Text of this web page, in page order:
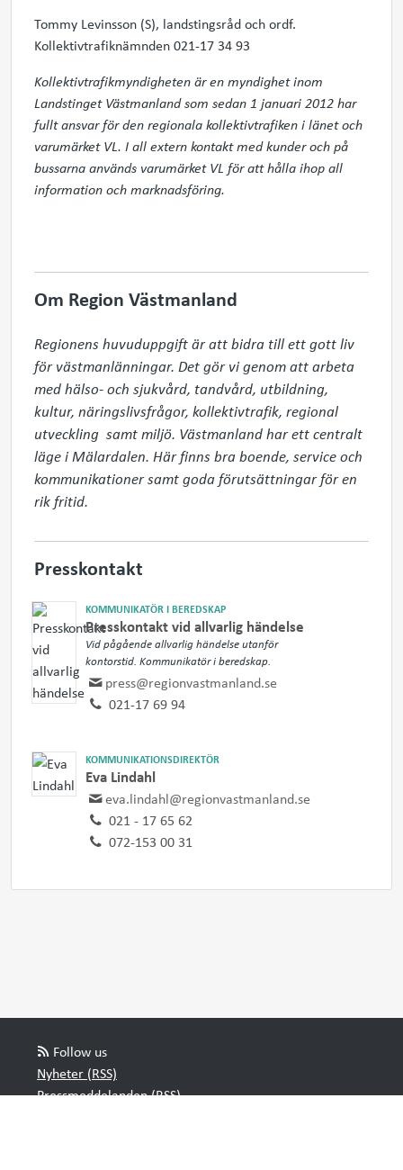
Tommy Levinsson (S), landstingsråd och ordf.
Kollektivtrafiknämnden 021-17 34 93
Kollektivtrafikmyndigheten är en myndighet inom
Landstinget Västmanland som sedan 1 januari 2012 har
fullt ansvar för den regionala kollektivtrafiken i länet och
varumärket VL. I all extern kontakt med kunder och på
bussarna används varumärket VL för att hålla ihop all
information och marknadsföring.
Om Region Västmanland
Regionens huvuduppgift är att bidra till ett gott liv
för västmanlänningar. Det gör vi genom att arbeta
med hälso- och sjukvård, tandvård, utbildning,
kultur, näringslivsfrågor, kollektivtrafik, regional
utveckling  samt miljö. Västmanland har ett centralt
läge i Mälardalen. Här finns bra boende, service och
kommunikationer samt goda förutsättningar för en
rik fritid.
Presskontakt
KOMMUNIKATÖR I BEREDSKAP
Presskontakt vid allvarlig händelse
Vid pågående allvarlig händelse utanför
kontorstid. Kommunikatör i beredskap.
press@regionvastmanland.se
021-17 69 94
KOMMUNIKATIONSDIREKTÖR
Eva Lindahl
eva.lindahl@regionvastmanland.se
021 - 17 65 62
072-153 00 31
Follow us
Nyheter (RSS)
Pressmeddelanden (RSS)